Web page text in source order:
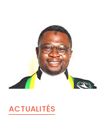
ACTUALITÉS